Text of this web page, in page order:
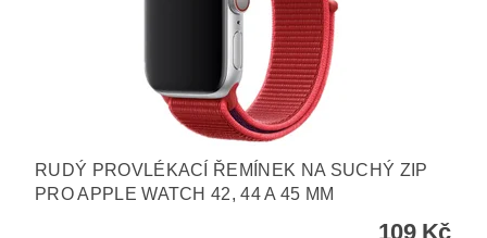
RUDÝ PROVLÉKACÍ ŘEMÍNEK NA SUCHÝ ZIP
PRO APPLE WATCH 42, 44 A 45 MM
109 Kč